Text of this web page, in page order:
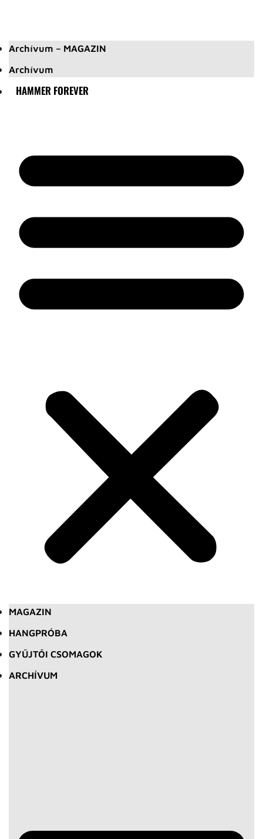
Archívum – MAGAZIN
Archívum
HAMMER FOREVER
MAGAZIN
HANGPRÓBA
GYŰJTŐI CSOMAGOK
ARCHÍVUM